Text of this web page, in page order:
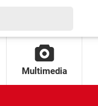
Multimedia